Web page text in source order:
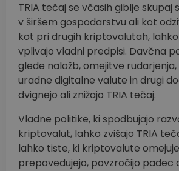
TRIA tečaj se včasih giblje
v širšem gospodarstvu ali kot
kot pri drugih kriptovalutah, lahko
vplivajo vladni predpisi. Davčna
glede naložb, omejitve
uradne digitalne valute in drugi
dvignejo ali znižajo TRIA tečaj.
Vladne politike, ki spodbujajo
kriptovalut, lahko zvišajo TRIA
lahko tiste, ki kriptovalute
prepovedujejo, povzročijo padec